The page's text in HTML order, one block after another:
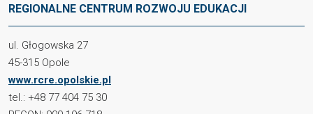
REGIONALNE CENTRUM ROZWOJU EDUKACJI
ul. Głogowska 27
45-315 Opole
www.rcre.opolskie.pl
tel.: +48 77 404 75 30